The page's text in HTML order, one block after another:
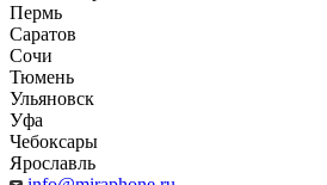
Пермь
Саратов
Сочи
Тюмень
Ульяновск
Уфа
Чебоксары
Ярославль